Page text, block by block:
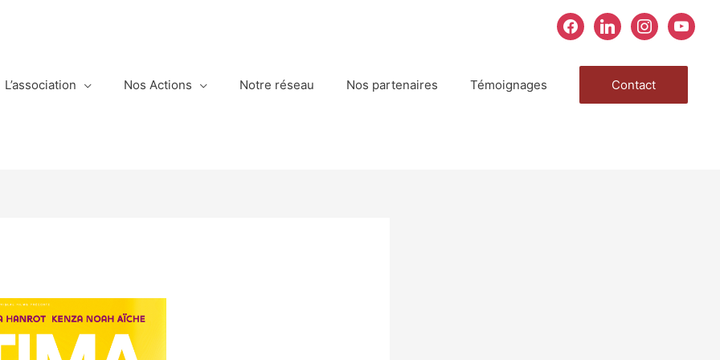
facebooklinkedininstagramyoutube
L’association Nos Actions Notre réseau Nos partenaires Témoignages Contact